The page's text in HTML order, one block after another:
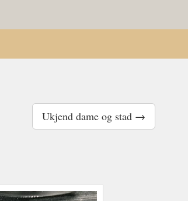
Ukjend dame og stad →